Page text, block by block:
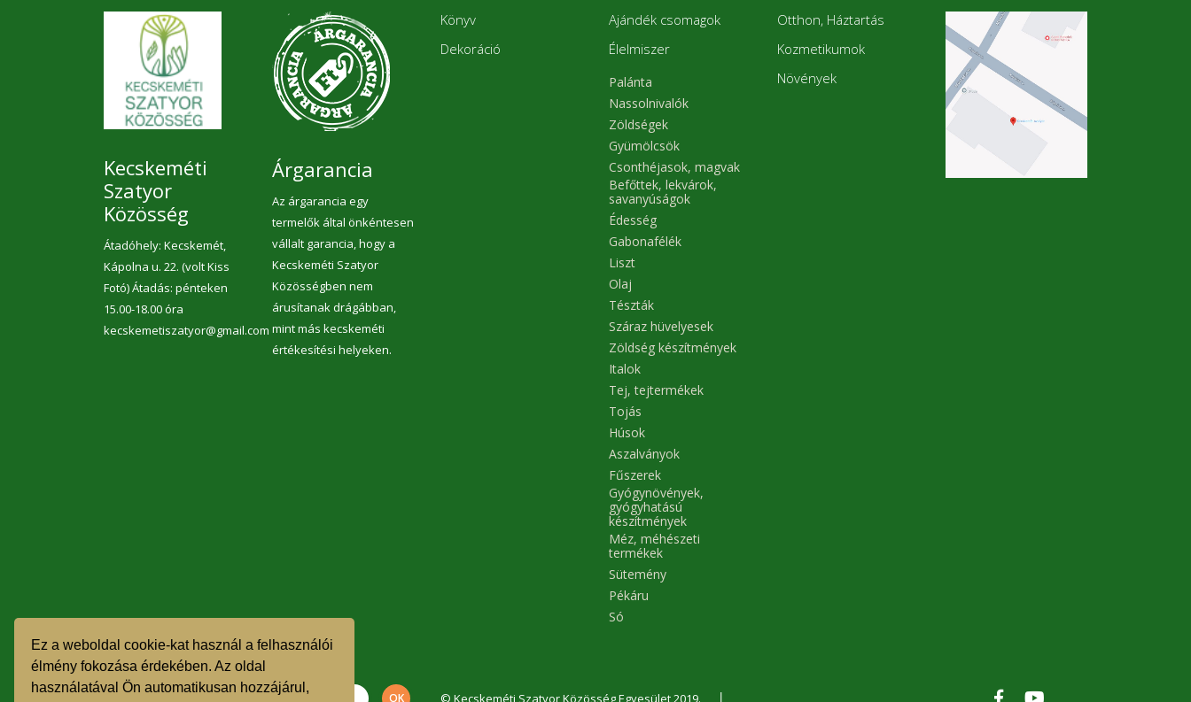
Ez a weboldal cookie-kat használ a felhasználói
élmény fokozása érdekében. Az oldal
használatával Ön automatikusan hozzájárul,
Kecskeméti
Szatyor
Közösség
Átadóhely: Kecskemét,
Kápolna u. 22. (volt Kiss
Fotó) Átadás: pénteken
15.00-18.00 óra
kecskemetiszatyor@gmail.com
Árgarancia
Az árgarancia egy
termelők által önkéntesen
vállalt garancia, hogy a
Kecskeméti Szatyor
Közösségben nem
árusítanak drágábban,
mint más kecskeméti
értékesítési helyeken.
Könyv
Dekoráció
Ajándék csomagok
Élelmiszer
Palánta
Nassolnivalók
Zöldségek
Gyümölcsök
Csonthéjasok, magvak
Befőttek, lekvárok,
savanyúságok
Édesség
Gabonafélék
Liszt
Olaj
Tészták
Száraz hüvelyesek
Zöldség készítmények
Italok
Tej, tejtermékek
Tojás
Húsok
Aszalványok
Fűszerek
Gyógynövények,
gyógyhatású
készítmények
Méz, méhészeti
termékek
Sütemény
Pékáru
Só
Otthon, Háztartás
Kozmetikumok
Növények
© Kecskeméti Szatyor Közösség Egyesület 2019. |